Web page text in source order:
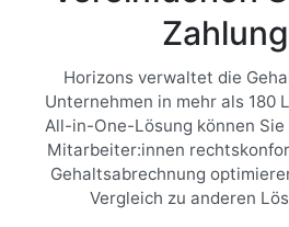
Horizons verwaltet die
Unternehmen in mehr als 180
All-in-One-Lösung können
Mitarbeiter:innen
Gehaltsabrechnung
Vergleich zu anderen